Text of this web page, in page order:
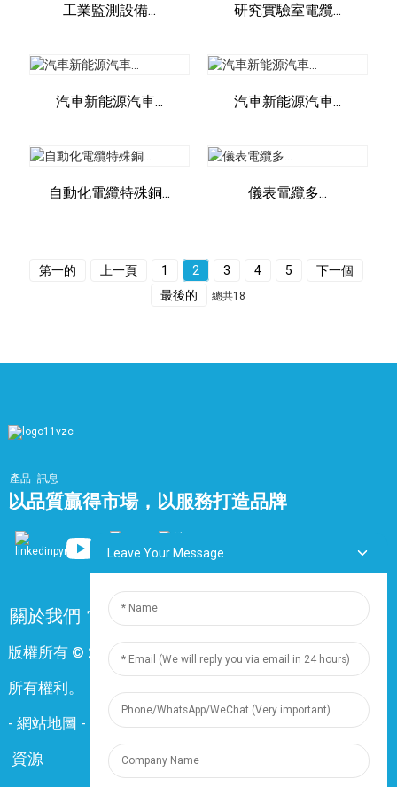
工業監測設備... 研究實驗室電纜...
汽車新能源汽車... 汽車新能源汽車...
自動化電纜特殊銅... 儀表電纜多...
第一的 上一頁 1 2 3 4 5
下一個
最後的
總共18
產品 訊息
以品質贏得市場，以服務打造品牌
關於我們 常問問題
版權所有 © 2024 上海鼎尊電氣電纜股份有限公司。保留
所有權利。
- 網站地圖 - Resource
資源
Leave Your Message